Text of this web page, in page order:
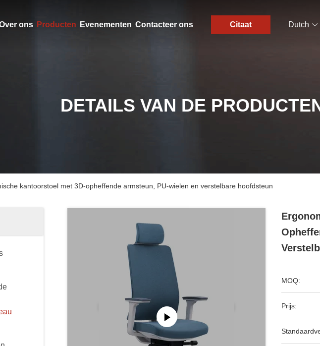
ons Producten Evenementen Contacteer ons Citaat Dutch
DETAILS VAN DE
kantoorstoel met 3D-opheffende armsteun, PU-wielen en verstelbare hoofdsteun
MOQ:
Prijs: